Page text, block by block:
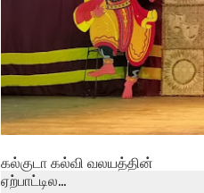
கல்குடா கல்வி வலயத்தின்
ஏற்பாட்டில...